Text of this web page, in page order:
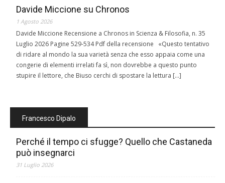
Davide Miccione su Chronos
1 Agosto 2026
Davide Miccione Recensione a Chronos in Scienza & Filosofia, n. 35
Luglio 2026 Pagine 529-534 Pdf della recensione «Questo tentativo
di ridare al mondo la sua varietà senza che esso appaia come una
congerie di elementi irrelati fa sì, non dovrebbe a questo punto
stupire il lettore, che Biuso cerchi di spostare la lettura […]
Francesco Dipalo
Perché il tempo ci sfugge? Quello che Castaneda
può insegnarci
31 Luglio 2026